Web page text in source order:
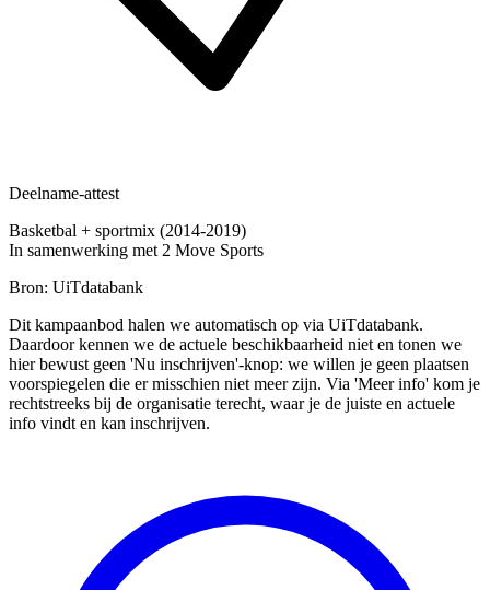
Deelname-attest
Basketbal + sportmix (2014-2019)
In samenwerking met 2 Move Sports
Bron: UiTdatabank
Dit kampaanbod halen we automatisch op via UiTdatabank.
Daardoor kennen we de actuele beschikbaarheid niet en tonen we
hier bewust geen 'Nu inschrijven'-knop: we willen je geen plaatsen
voorspiegelen die er misschien niet meer zijn. Via 'Meer info' kom je
rechtstreeks bij de organisatie terecht, waar je de juiste en actuele
info vindt en kan inschrijven.